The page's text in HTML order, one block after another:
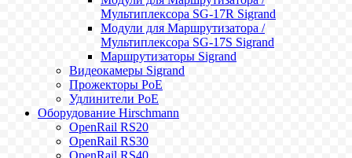
Мультиплексора SG-17R Sigrand
Модули для Маршрутизатора /
Мультиплексора SG-17S Sigrand
Маршрутизаторы Sigrand
Видеокамеры Sigrand
Прожекторы PoE
Удлинители PoE
Оборудование Hirschmann
OpenRail RS20
OpenRail RS30
OpenRail RS40